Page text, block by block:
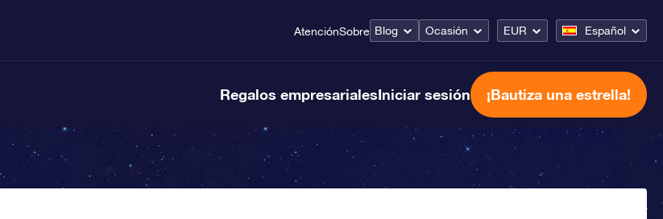
AtenciónSobre Blog Ocasión EUR Español
Regalos empresarialesIniciar sesión ¡Bautiza una estrella!